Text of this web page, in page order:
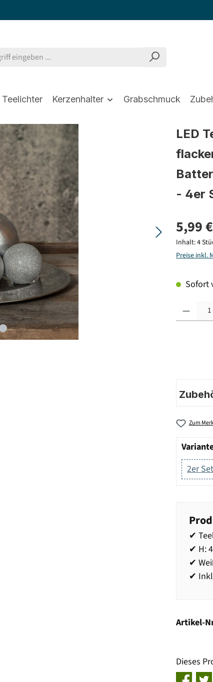
Teelichter Kerzenhalter Grabschmuck
LED
- 4er
5,99
Inhalt:4
Preise inkl.
Sofort
Zum
2er
✔
✔ H:
✔
✔
Artikel-
Dieses